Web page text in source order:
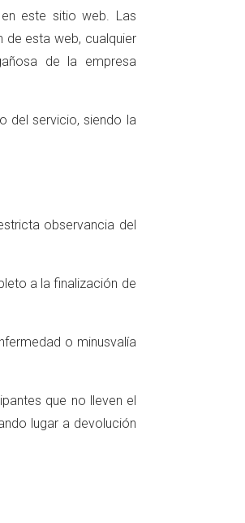
este sitio web. Las
esta web, cualquier
de la empresa
del servicio, siendo la
observancia del
a la finalización de
o minusvalía
que no lleven el
lugar a devolución